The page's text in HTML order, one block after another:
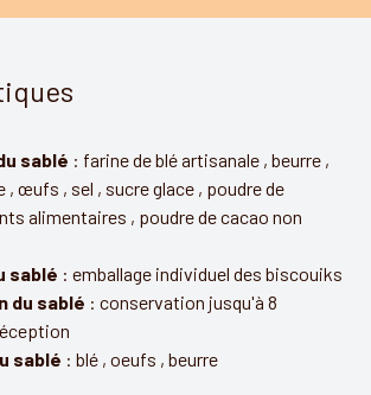
sablé : farine de blé artisanale , beurre ,
, œufs , sel , sucre glace , poudre de
alimentaires , poudre de cacao non
sablé : emballage individuel des biscouiks
du sablé : conservation jusqu'à 8
sablé : blé , oeufs , beurre